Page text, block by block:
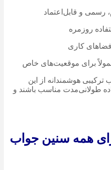
رسمی و قابل‌اعتماد
روزمره
کاری
برای موقعیت‌های خاص
ترکیبی هوشمندانه از این
طولانی‌مدت مناسب باشند و
همه سنین جواب